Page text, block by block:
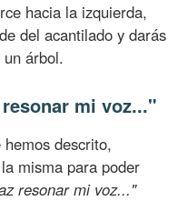
hacia la izquierda,
del acantilado y darás
árbol.
mi voz..."
descrito,
misma para poder
resonar mi voz..."